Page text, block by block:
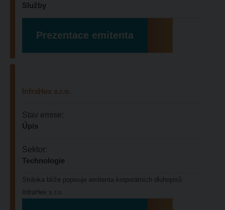
Služby
Prezentace emitenta
InfraHex s.r.o.
Stav emise:
Úpis
Sektor:
Technologie
Stránka blíže popisuje emitenta korporátních dluhopisů
InfraHex s.r.o.